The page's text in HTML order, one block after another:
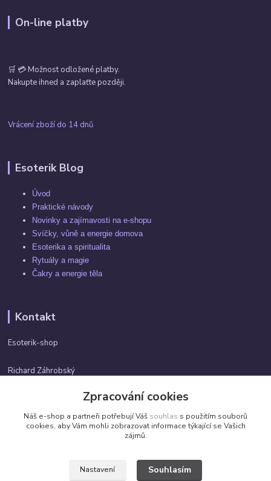
On-line platby
🛒 💳 Možnost odložené platby.
Nakupte ihned a zaplaťte později.
Vrácení zboží do 14 dnů
Esoterik Blog
Úvod
Praktické návody
Novinky a zajímavosti na e-shopu
Svíčky, vůně a energie domova
Esoterika a spiritualita
Rytuály a magie
Čakry a energie těla
Kontakt
Esoterik-shop
Richard Záhrobský
info@esoterik-shop.cz
Zpracování cookies
Náš e-shop a partneři potřebují Váš souhlas s použitím souborů
cookies, aby Vám mohli zobrazovat informace týkající se Vašich
zájmů.
Nastavení Souhlasím